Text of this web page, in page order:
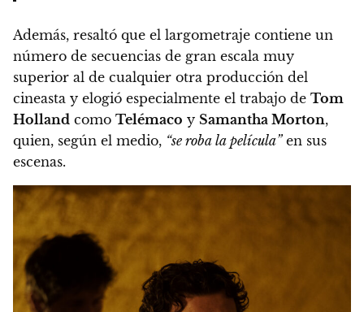
Además, resaltó que el largometraje contiene un
número de secuencias de gran escala muy
superior al de cualquier otra producción del
cineasta y elogió especialmente el trabajo de Tom
Holland como Telémaco y Samantha Morton,
quien, según el medio, “se roba la película”en sus
escenas.